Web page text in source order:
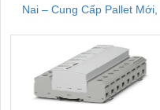
Nai – Cung Cấp Pallet Mới,